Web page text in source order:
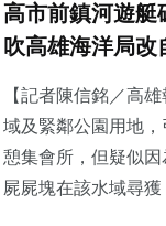
高市前鎮河遊艇
吹高雄海洋局改
【記者陳信銘／高
域及緊鄰公園用地
憩集會所，但疑似
屍屍塊在該水域尋